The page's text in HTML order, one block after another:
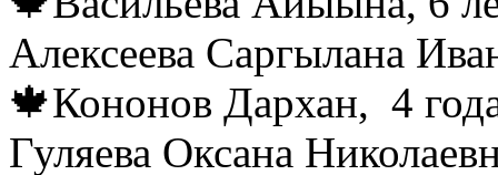
Алексеева Саргылана
🍁Кононов Дархан, 4
Гуляева Оксана